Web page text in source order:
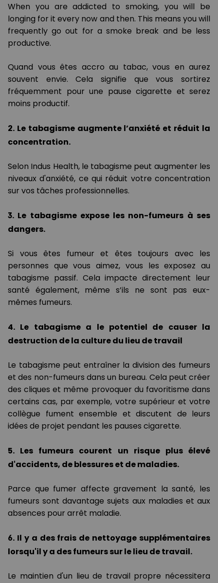
When you are addicted to smoking, you will be
longing for it every now and then. This means you will
frequently go out for a smoke break and be less
productive.
Quand vous êtes accro au tabac, vous en aurez
souvent envie. Cela signifie que vous sortirez
fréquemment pour une pause cigarette et serez
moins productif.
2. Le tabagisme augmente l’anxiété et réduit la
concentration.
Selon Indus Health, le tabagisme peut augmenter les
niveaux d'anxiété, ce qui réduit votre concentration
sur vos tâches professionnelles.
3. Le tabagisme expose les non-fumeurs à ses
dangers.
Si vous êtes fumeur et êtes toujours avec les
personnes que vous aimez, vous les exposez au
tabagisme passif. Cela impacte directement leur
santé également, même s’ils ne sont pas eux-
mêmes fumeurs.
4. Le tabagisme a le potentiel de causer la
destruction de la culture du lieu de travail
Le tabagisme peut entraîner la division des fumeurs
et des non-fumeurs dans un bureau. Cela peut créer
des cliques et même provoquer du favoritisme dans
certains cas, par exemple, votre supérieur et votre
collègue fument ensemble et discutent de leurs
idées de projet pendant les pauses cigarette.
5. Les fumeurs courent un risque plus élevé
d'accidents, de blessures et de maladies.
Parce que fumer affecte gravement la santé, les
fumeurs sont davantage sujets aux maladies et aux
absences pour arrêt maladie.
6. Il y a des frais de nettoyage supplémentaires
lorsqu'il y a des fumeurs sur le lieu de travail.
Le maintien d'un lieu de travail propre nécessitera